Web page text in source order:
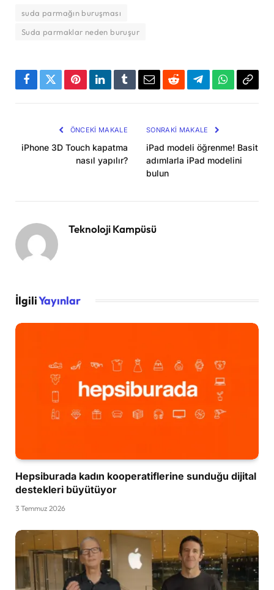
suda parmağın buruşması
Suda parmaklar neden buruşur
Facebook
TwitterPinterestLinkedInTumblrEmailRedditTelegramWhatsApp
ÖNCEKI MAKALE
iPhone 3D Touch kapatma
nasıl yapılır?
SONRAKI MAKALE
iPad modeli öğrenme! Basit
adımlarla iPad modelini
bulun
Teknoloji Kampüsü
İlgiliYayınlar
Hepsiburada kadın kooperatiflerine sunduğu dijital
destekleri büyütüyor
3 Temmuz 2026